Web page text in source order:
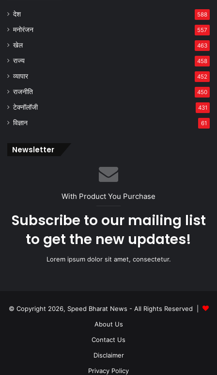
देश 588
मनोरंजन 557
खेल 463
राज्य 458
व्यापार 452
राजनीति 450
टेक्नॉलॉजी 431
विज्ञान 61
Newsletter
With Product You Purchase
Subscribe to our mailing list
to get the new updates!
Lorem ipsum dolor sit amet, consectetur.
© Copyright 2026, Speed Bharat News - All Rights Reserved |
About Us
Contact Us
Disclaimer
Privacy Policy